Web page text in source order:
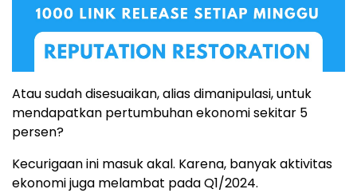
Atau sudah disesuaikan, alias dimanipulasi, untuk
mendapatkan pertumbuhan ekonomi sekitar 5
persen?
Kecurigaan ini masuk akal. Karena, banyak aktivitas
ekonomi juga melambat pada Q1/2024.